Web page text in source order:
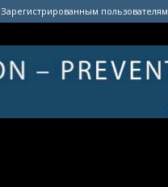
Зарегистрированным пользователям